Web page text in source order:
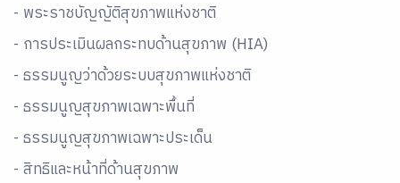
- พระราชบัญญัติสุขภาพแห่งชาติ
- การประเมินผลกระทบด้านสุขภาพ (HIA)
- ธรรมนูญว่าด้วยระบบสุขภาพแห่งชาติ
- ธรรมนูญสุขภาพเฉพาะพื้นที่
- ธรรมนูญสุขภาพเฉพาะประเด็น
- สิทธิและหน้าที่ด้านสุขภาพ